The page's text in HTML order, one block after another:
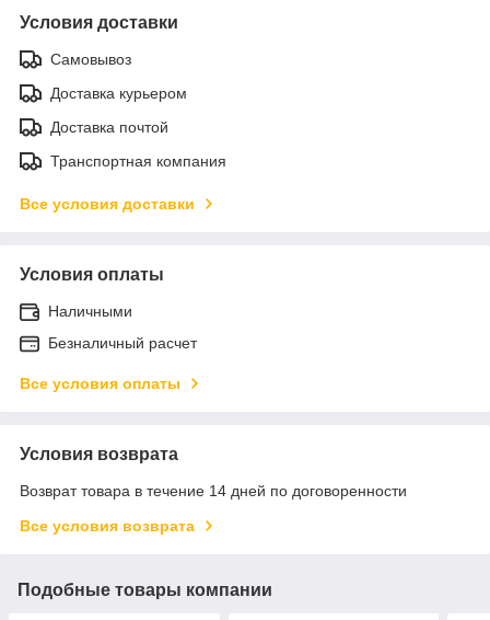
Условия доставки
Самовывоз
Доставка курьером
Доставка почтой
Транспортная компания
Все условия доставки
Условия оплаты
Наличными
Безналичный расчет
Все условия оплаты
Условия возврата
Возврат товара в течение 14 дней по договоренности
Все условия возврата
Подобные товары компании